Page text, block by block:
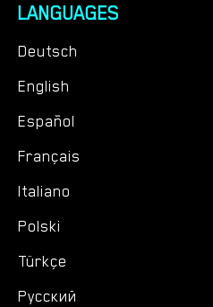
LANGUAGES
Deutsch
English
Español
Français
Italiano
Polski
Türkçe
Русский